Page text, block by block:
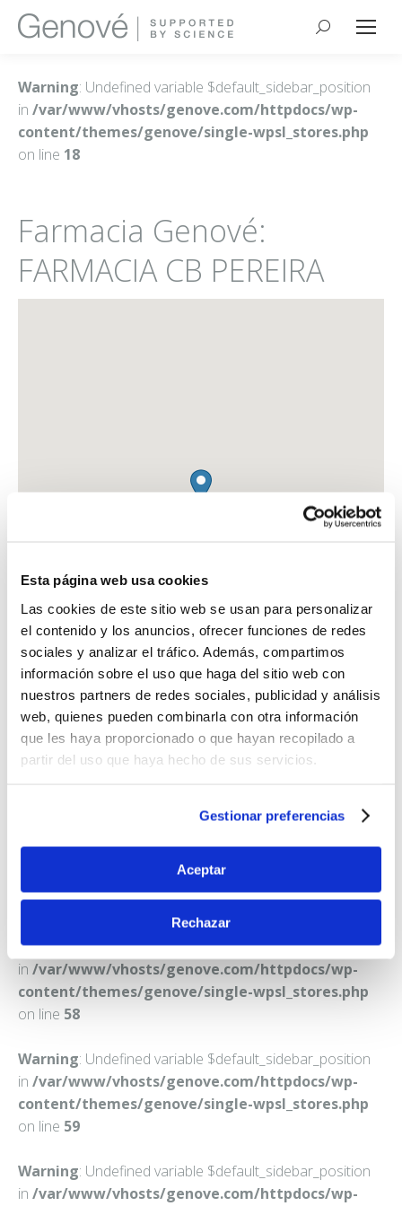
Esta página web usa cookies
Las cookies de este sitio web se usan para personalizar
el contenido y los anuncios, ofrecer funciones de redes
sociales y analizar el tráfico. Además, compartimos
información sobre el uso que haga del sitio web con
nuestros partners de redes sociales, publicidad y análisis
web, quienes pueden combinarla con otra información
que les haya proporcionado o que hayan recopilado a
partir del uso que haya hecho de sus servicios.
Gestionar preferencias
Aceptar
Rechazar
Buscar:
Warning: Undefined variable $default_sidebar_position
in /var/www/vhosts/genove.com/httpdocs/wp-
content/themes/genove/single-wpsl_stores.php
on line 18
Farmacia Genové:
FARMACIA CB PEREIRA
FARMACIA CB PEREIRA
C. ALFONSO XII, 12
Warning: Undefined variable $default_sidebar_position
in /var/www/vhosts/genove.com/httpdocs/wp-
content/themes/genove/single-wpsl_stores.php
on line 58
Warning: Undefined variable $default_sidebar_position
in /var/www/vhosts/genove.com/httpdocs/wp-
content/themes/genove/single-wpsl_stores.php
on line 59
Warning: Undefined variable $default_sidebar_position
in /var/www/vhosts/genove.com/httpdocs/wp-